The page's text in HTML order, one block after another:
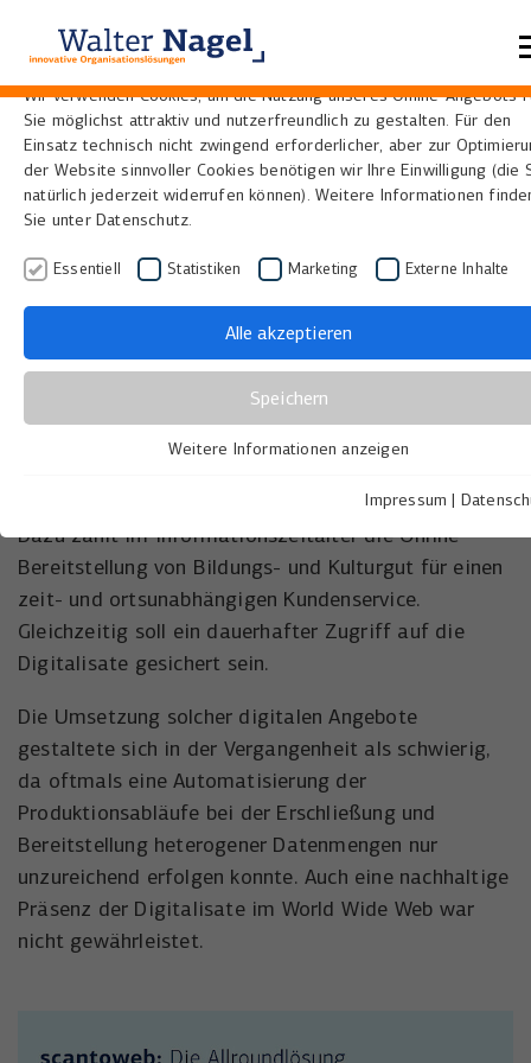
Home Lösungen Visual Library Plattform
scantoweb: schnell,
unkompliziert,
multifunktionell,
kostensparend
Als Bildungs- oder Kultureinrichtung in Deutschland,
Nutzern eine optimale Arbeitsumgebung bieten.
Dazu zählt im Informationszeitalter die Online
Bereitstellung von Bildungs- und Kulturgut für einen
zeit- und ortsunabhängigen Kundenservice.
Gleichzeitig soll ein dauerhafter Zugriff auf die
Digitalisate gesichert sein.
Die Umsetzung solcher digitalen Angebote
gestaltete sich in der Vergangenheit als schwierig,
da oftmals eine Automatisierung der
Produktionsabläufe bei der Erschließung und
Bereitstellung heterogener Datenmengen nur
unzureichend erfolgen konnte. Auch eine nachhaltige
Präsenz der Digitalisate im World Wide Web war
nicht gewährleistet.
Datenschutzeinstellungen
Wir verwenden Cookies, um die Nutzung unseres Online-Angebots
Sie möglichst attraktiv und nutzerfreundlich zu gestalten. Für den
Einsatz technisch nicht zwingend erforderlicher, aber zur
der Website sinnvoller Cookies benötigen wir Ihre Einwilligung (die
natürlich jederzeit widerrufen können). Weitere Informationen
Sie unter Datenschutz.
Essentiell Statistiken Marketing Externe Inhalte
Alle akzeptieren
Speichern
Essentielle Cookies werden für grundlegende Funktionen der
einwandfrei funktioniert.
Name cookie_optin
Anbieter Walternagel
Zweck
Speichert die Einstellungen der Besucher, die
in der Cookie Box ausgewählt wurden.
Cookie-Informationen anzeigen
Statistiken
Informationen helfen uns zu verstehen, wie unsere Besucher
unsere Website nutzen.
Name _ga,_gat,_gid
Anbieter Google LLC
Laufzeit 1 Jahr
Cookie von Google für Website-Analysen.
Cookie-Informationen anzeigen
Marketing
Marketing-Cookies werden von Drittanbietern oder Publishern
verwendet, um Besuchern auf Webseiten zu folgen und
personalisierte Anzeigen anzuzeigen.
Externe Inhalte
Weitere Informationen anzeigen
Impressum |